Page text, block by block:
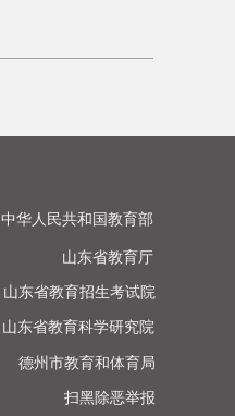
中华人民共和国教育部
山东省教育厅
山东省教育招生考试院
山东省教育科学研究院
德州市教育和体育局
扫黑除恶举报